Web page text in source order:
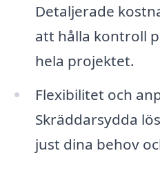
Detaljerade
att hålla kontroll
hela projektet.
Flexibilitet och
Skräddarsydda
just dina behov